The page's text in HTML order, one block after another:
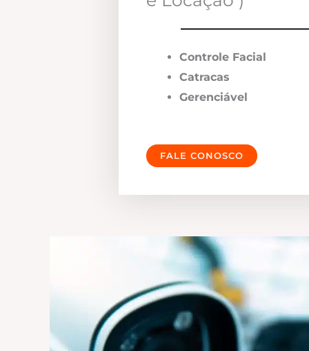
Controle Facial
Catracas
Gerenciável
FALE CONOSCO